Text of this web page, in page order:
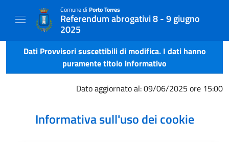
Comune di Porto Torres
Referendum abrogativi 8 - 9 giugno
2025
Dati Provvisori suscettibili di modifica. I dati hanno
puramente titolo informativo
Dato aggiornato al: 09/06/2025 ore 15:00
Informativa sull'uso dei cookie